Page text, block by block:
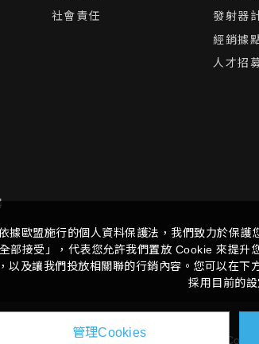
社會責任
發射器
經銷據
人才招
據歐盟施行的個人資料保護法，我們致力於保護
部接受」，代表您允許我們置放 Cookie 來提升
以及讓我們投放相關聯的行銷內容。您可以在
採用目前的設
管理Cookies